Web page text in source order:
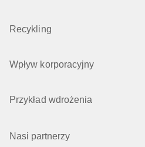
Recykling
Wpływ korporacyjny
Przykład wdrożenia
Nasi partnerzy